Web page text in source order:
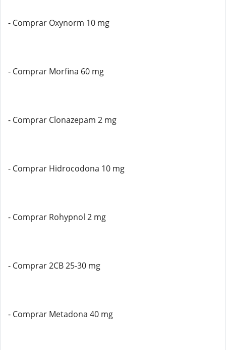
- Comprar Oxynorm 10 mg
- Comprar Morfina 60 mg
- Comprar Clonazepam 2 mg
- Comprar Hidrocodona 10 mg
- Comprar Rohypnol 2 mg
- Comprar 2CB 25-30 mg
- Comprar Metadona 40 mg